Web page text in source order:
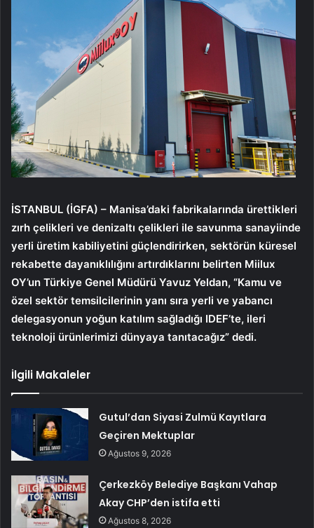
İSTANBUL (İGFA) – Manisa’daki fabrikalarında ürettikleri
zırh çelikleri ve denizaltı çelikleri ile savunma sanayiinde
yerli üretim kabiliyetini güçlendirirken, sektörün küresel
rekabette dayanıklılığını artırdıklarını belirten Miilux
OY’un Türkiye Genel Müdürü Yavuz Yeldan, “Kamu ve
özel sektör temsilcilerinin yanı sıra yerli ve yabancı
delegasyonun yoğun katılım sağladığı IDEF’te, ileri
teknoloji ürünlerimizi dünyaya tanıtacağız” dedi.
İlgili Makaleler
Gutul’dan Siyasi Zulmü Kayıtlara
Geçiren Mektuplar
Ağustos 9, 2026
Çerkezköy Belediye Başkanı Vahap
Akay CHP’den istifa etti
Ağustos 8, 2026